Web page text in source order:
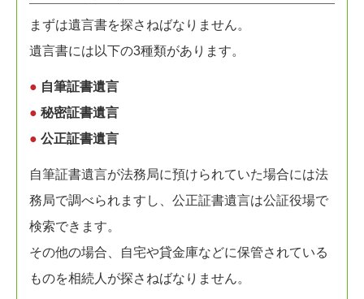
まずは遺言書を探さねばなりません。
遺言書には以下の3種類があります。
● 自筆証書遺言
● 秘密証書遺言
● 公正証書遺言
自筆証書遺言が法務局に預けられていた場合には法
務局で調べられますし、公正証書遺言は公証役場で
検索できます。
その他の場合、自宅や貸金庫などに保管されている
ものを相続人が探さねばなりません。